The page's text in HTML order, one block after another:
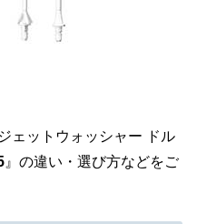
ェットウォッシャー ドル
』の違い・選び方などをご